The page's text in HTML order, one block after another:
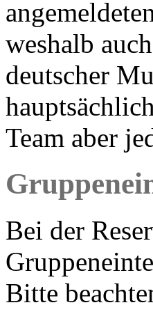
weshalb
deutscher
Team aber
Bei der
Bitte